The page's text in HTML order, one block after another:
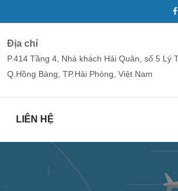
Địa chỉ
P.414 Tầng 4, Nhà khách Hải Quân, số 5 Lý
Q.Hồng Bàng, TP.Hải Phòng, Việt Nam
LIÊN HỆ